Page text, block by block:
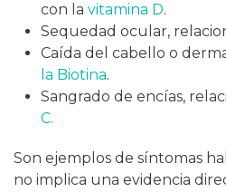
con la vitamina D.
Sequedad ocular,
Caída del cabello o
la Biotina.
Sangrado de encías,
C.
Son ejemplos de síntomas
no implica una evidencia